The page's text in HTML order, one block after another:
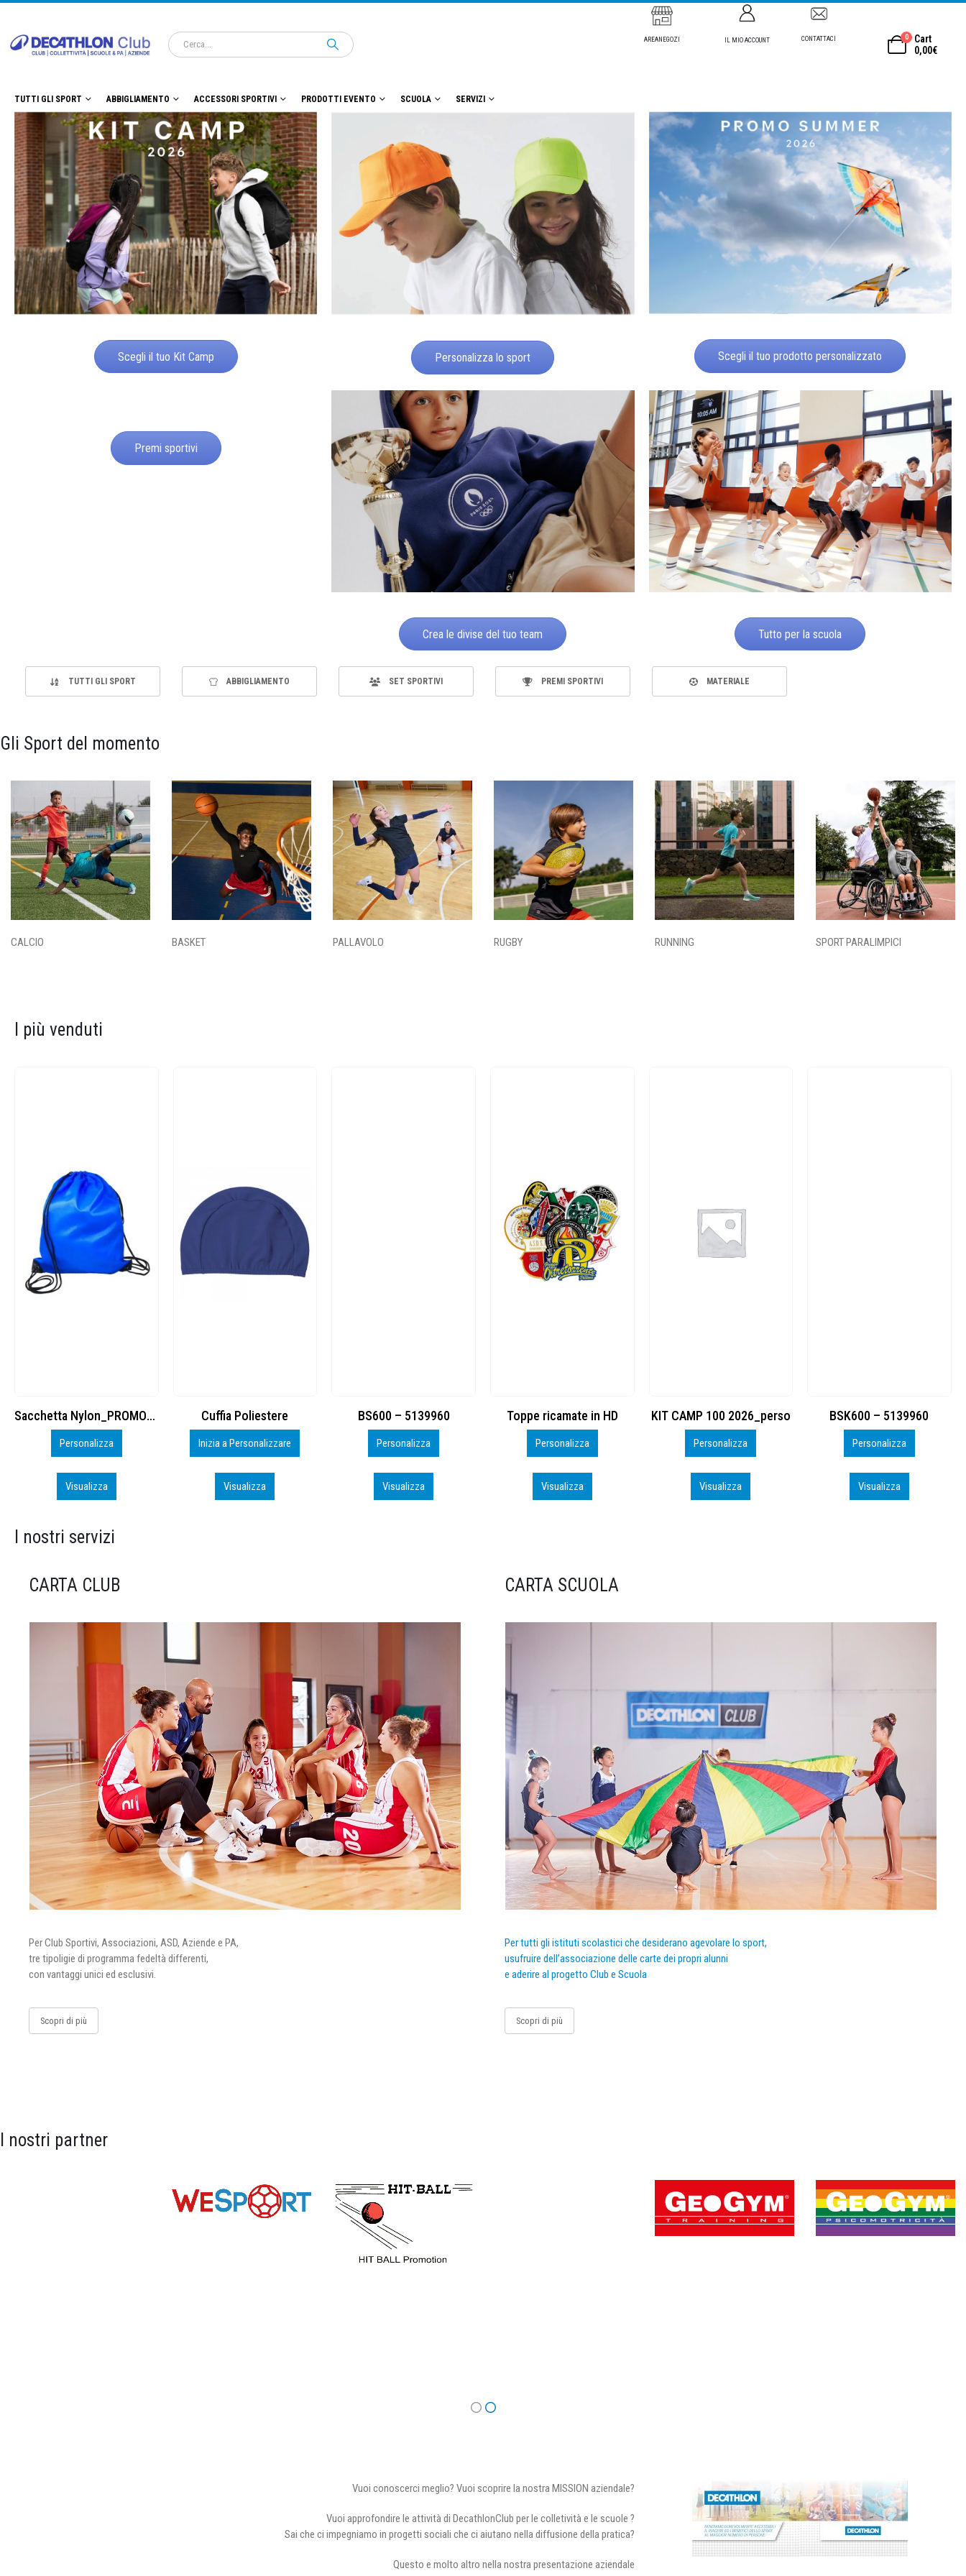
AREANEGOZI IL MIO ACCOUNT CONTATTACI 0
Cart
0,00€
TUTTI GLI SPORT ABBIGLIAMENTO ACCESSORI SPORTIVI PRODOTTI EVENTO SCUOLA SERVIZI
Scegli il tuo Kit Camp Personalizza lo sport Scegli il tuo prodotto personalizzato
Premi sportivi
Crea le divise del tuo team Tutto per la scuola
TUTTI GLI SPORT ABBIGLIAMENTO SET SPORTIVI PREMI SPORTIVI MATERIALE
Gli Sport del momento
CALCIO BASKET PALLAVOLO RUGBY RUNNING SPORT PARALIMPICI
I più venduti
Cuffia Poliestere
Inizia a Personalizzare
Visualizza
BS600 – 5139960
Personalizza
Visualizza
Toppe ricamate in HD
Personalizza
Visualizza
KIT CAMP 100 2026_perso
Personalizza
Visualizza
BSK600 – 5139960
Personalizza
Visualizza
DTF
Personalizza
Visualizza
I nostri servizi
CARTA CLUB
Per Club Sportivi, Associazioni, ASD, Aziende e PA,
tre tipoligie di programma fedeltà differenti,
con vantaggi unici ed esclusivi.
Scopri di più
CARTA SCUOLA
Per tutti gli istituti scolastici che desiderano agevolare lo sport,
usufruire dell’associazione delle carte dei propri alunni
e aderire al progetto Club e Scuola
Scopri di più
I nostri partner
Vuoi conoscerci meglio? Vuoi scoprire la nostra MISSION aziendale?
Vuoi approfondire le attività di DecathlonClub per le colletività e le scuole ?
Sai che ci impegniamo in progetti sociali che ci aiutano nella diffusione della pratica?
Questo e molto altro nella nostra presentazione aziendale